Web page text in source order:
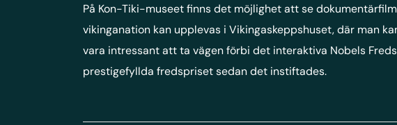
På Kon-Tiki-museet finns det möjlighet att se
vikinganation kan upplevas i Vikingaskeppshuset, där man
vara intressant att ta vägen förbi det interaktiva Nobels
prestigefyllda fredspriset sedan det instiftades.